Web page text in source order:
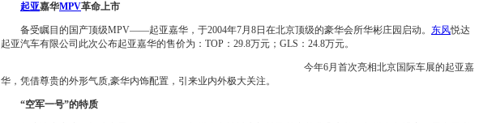
起亚嘉华MPV革命上市
备受瞩目的国产顶级MPV——起亚嘉华，于2004年7月8日在北京顶级的豪华会所华彬庄园启动。 东风悦达
起亚汽车有限公司此次公布起亚嘉华的售价为：TOP：29.8万元；GLS：24.8万元。
今年6月首次亮相北京国际车展的起亚嘉
华，凭借尊贵的外形气质,豪华内饰配置，引来业内外极大关注。
“空军一号”的特质